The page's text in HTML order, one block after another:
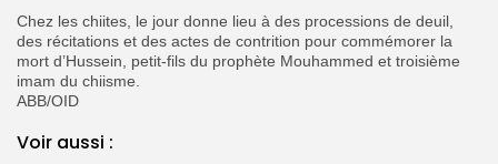
Chez les chiites, le jour donne lieu à des processions de deuil,
des récitations et des actes de contrition pour commémorer la
mort d’Hussein, petit-fils du prophète Mouhammed et troisième
imam du chiisme.
ABB/OID
Voir aussi :